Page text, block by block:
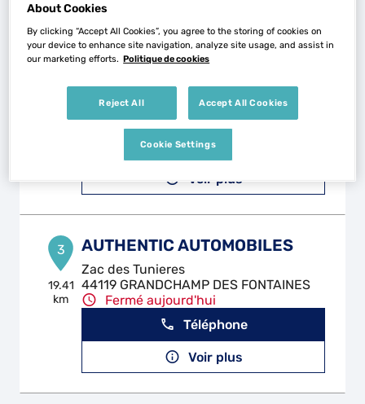
km
SF AUTOS
21 Rue de la Mayenne
44800 SAINT-HERBLAIN
Fermé aujourd'hui
Téléphone
Voir plus
3
19.41
km
AUTHENTIC AUTOMOBILES
Zac des Tunieres
44119 GRANDCHAMP DES FONTAINES
Fermé aujourd'hui
Téléphone
Voir plus
About Cookies
By clicking “Accept All Cookies”, you agree to the storing of cookies on
your device to enhance site navigation, analyze site usage, and assist in
our marketing efforts. Politique de cookies
Reject All Accept All Cookies
Cookie Settings